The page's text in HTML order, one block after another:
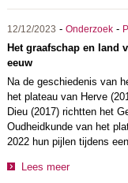
12/12/2023 - Onderzoek-
Het graafschap en land
eeuw
Na de geschiedenis van
het plateau van Herve
Dieu (2017) richtten het
Oudheidkunde van het
2022 hun pijlen tijdens
Lees meer